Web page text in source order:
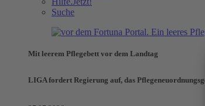
Suche
Mit leerem Pflegebett vor dem Landtag
LIGA fordert Regierung auf, das